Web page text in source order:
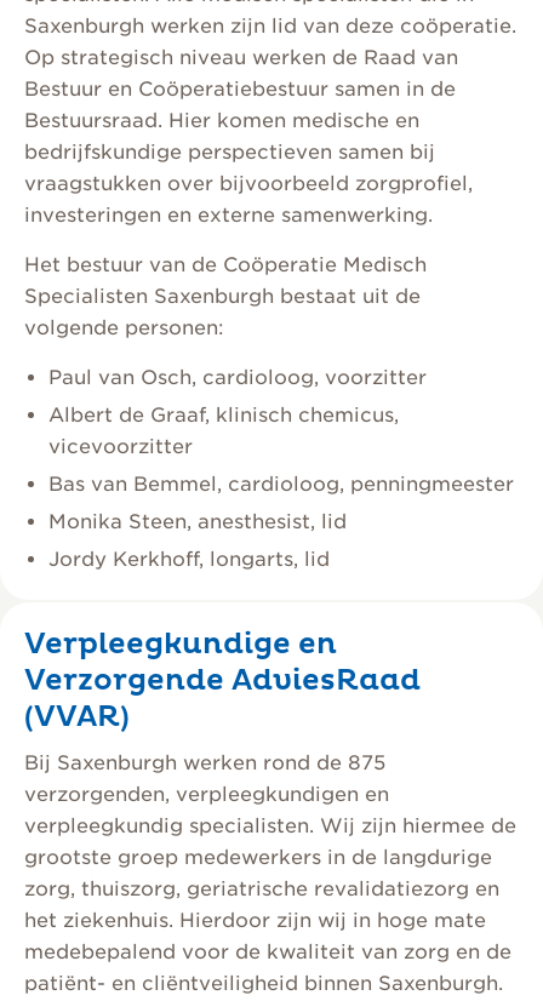
Saxenburgh werken zijn lid van deze coöperatie.
Op strategisch niveau werken de Raad van
Bestuur en Coöperatiebestuur samen in de
Bestuursraad. Hier komen medische en
bedrijfskundige perspectieven samen bij
vraagstukken over bijvoorbeeld zorgprofiel,
investeringen en externe samenwerking.
Het bestuur van de Coöperatie Medisch
Specialisten Saxenburgh bestaat uit de
volgende personen:
Paul van Osch, cardioloog, voorzitter
Albert de Graaf, klinisch chemicus,
vicevoorzitter
Bas van Bemmel, cardioloog, penningmeester
Monika Steen, anesthesist, lid
Jordy Kerkhoff, longarts, lid
Verpleegkundige en
Verzorgende AdviesRaad
(VVAR)
Bij Saxenburgh werken rond de 875
verzorgenden, verpleegkundigen en
verpleegkundig specialisten. Wij zijn hiermee de
grootste groep medewerkers in de langdurige
zorg, thuiszorg, geriatrische revalidatiezorg en
het ziekenhuis. Hierdoor zijn wij in hoge mate
medebepalend voor de kwaliteit van zorg en de
patiënt- en cliëntveiligheid binnen Saxenburgh.